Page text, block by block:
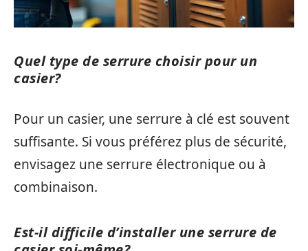
Quel type de serrure choisir pour un
casier?
Pour un casier, une serrure à clé est souvent
suffisante. Si vous préférez plus de sécurité,
envisagez une serrure électronique ou à
combinaison.
Est-il difficile d’installer une serrure de